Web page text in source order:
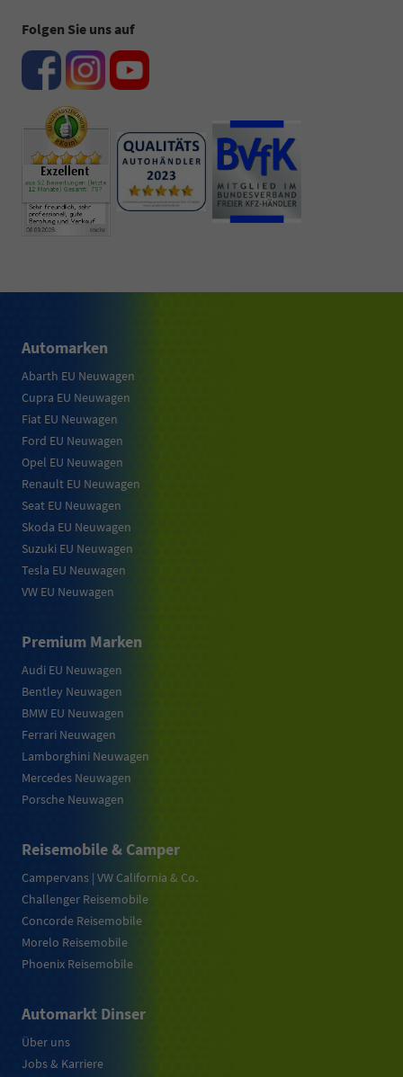
Folgen Sie uns auf
Automarken
Abarth EU Neuwagen
Cupra EU Neuwagen
Fiat EU Neuwagen
Ford EU Neuwagen
Opel EU Neuwagen
Renault EU Neuwagen
Seat EU Neuwagen
Skoda EU Neuwagen
Suzuki EU Neuwagen
Tesla EU Neuwagen
VW EU Neuwagen
Premium Marken
Audi EU Neuwagen
Bentley Neuwagen
BMW EU Neuwagen
Ferrari Neuwagen
Lamborghini Neuwagen
Mercedes Neuwagen
Porsche Neuwagen
Reisemobile & Camper
Campervans | VW California & Co.
Challenger Reisemobile
Concorde Reisemobile
Morelo Reisemobile
Phoenix Reisemobile
Automarkt Dinser
Über uns
Jobs & Karriere